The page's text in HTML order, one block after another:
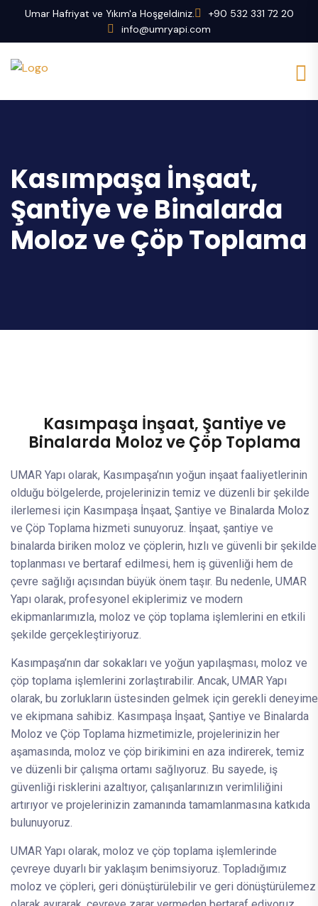
Umar Hafriyat ve Yıkım'a Hoşgeldiniz.
+90 532 331 72 20
info@umryapi.com
Kasımpaşa İnşaat,
Şantiye ve Binalarda
Moloz ve Çöp Toplama
Kasımpaşa İnşaat, Şantiye ve
Binalarda Moloz ve Çöp Toplama
UMAR Yapı olarak, Kasımpaşa’nın yoğun inşaat faaliyetlerinin
olduğu bölgelerde, projelerinizin temiz ve düzenli bir şekilde
ilerlemesi için Kasımpaşa İnşaat, Şantiye ve Binalarda Moloz
ve Çöp Toplama hizmeti sunuyoruz. İnşaat, şantiye ve
binalarda biriken moloz ve çöplerin, hızlı ve güvenli bir şekilde
toplanması ve bertaraf edilmesi, hem iş güvenliği hem de
çevre sağlığı açısından büyük önem taşır. Bu nedenle, UMAR
Yapı olarak, profesyonel ekiplerimiz ve modern
ekipmanlarımızla, moloz ve çöp toplama işlemlerini en etkili
şekilde gerçekleştiriyoruz.
Kasımpaşa’nın dar sokakları ve yoğun yapılaşması, moloz ve
çöp toplama işlemlerini zorlaştırabilir. Ancak, UMAR Yapı
olarak, bu zorlukların üstesinden gelmek için gerekli deneyime
ve ekipmana sahibiz. Kasımpaşa İnşaat, Şantiye ve Binalarda
Moloz ve Çöp Toplama hizmetimizle, projelerinizin her
aşamasında, moloz ve çöp birikimini en aza indirerek, temiz
ve düzenli bir çalışma ortamı sağlıyoruz. Bu sayede, iş
güvenliği risklerini azaltıyor, çalışanlarınızın verimliliğini
artırıyor ve projelerinizin zamanında tamamlanmasına katkıda
bulunuyoruz.
UMAR Yapı olarak, moloz ve çöp toplama işlemlerinde
çevreye duyarlı bir yaklaşım benimsiyoruz. Topladığımız
moloz ve çöpleri, geri dönüştürülebilir ve geri dönüştürülemez